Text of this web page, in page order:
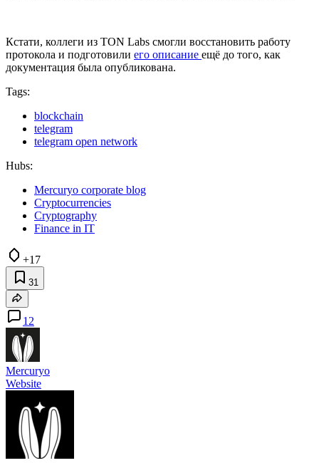
Кстати, коллеги из TON Labs смогли восстановить работу
протокола и подготовили его описание ещё до того, как
документация была опубликована.
Tags:
blockchain
telegram
telegram open network
Hubs:
Mercuryo corporate blog
Cryptocurrencies
Cryptography
Finance in IT
+17
31
12
Mercuryo
Website